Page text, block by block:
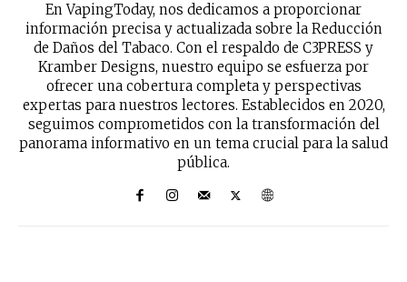
En VapingToday, nos dedicamos a proporcionar
información precisa y actualizada sobre la Reducción
de Daños del Tabaco. Con el respaldo de C3PRESS y
Kramber Designs, nuestro equipo se esfuerza por
ofrecer una cobertura completa y perspectivas
expertas para nuestros lectores. Establecidos en 2020,
seguimos comprometidos con la transformación del
panorama informativo en un tema crucial para la salud
pública.